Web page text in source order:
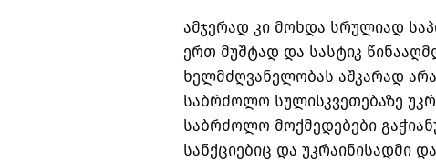
ამჯერად კი მოხდა სრულიად
ერთ მუშტად და სასტიკ
ხელმძღვანელობას აშკარად
საბრძოლო სულისკვეთებაზე
საბრძოლო მოქმედებები
სანქციებიც და უკრაინისადმი